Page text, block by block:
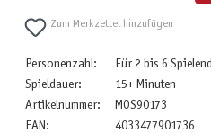
Zum Merkzettel hinzufügen
Personenzahl:
Für 2 bis 6
Spieldauer:
15+ Minuten
Artikelnummer:
MOS90173
EAN:
4033477901736